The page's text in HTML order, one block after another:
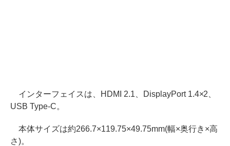
インターフェイスは、HDMI 2.1、DisplayPort 1.4×2、
USB Type-C。
本体サイズは約266.7×119.75×49.75mm(幅×奥行き×高
さ)。